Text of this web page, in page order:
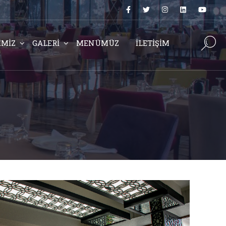
GALERİ MENÜMÜZ İLETİŞİM